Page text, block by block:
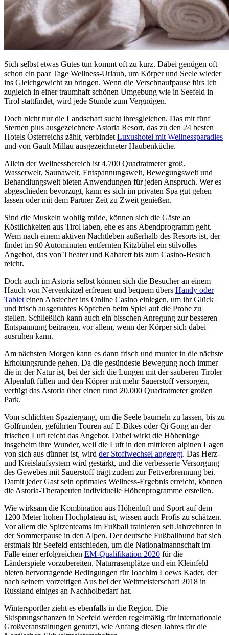
Sich selbst etwas Gutes tun kommt oft zu kurz. Dabei genügen oft
schon ein paar Tage Wellness-Urlaub, um Körper und Seele wieder
ins Gleichgewicht zu bringen. Wenn die Verschnaufpause fürs Ich
zugleich in einer traumhaft schönen Umgebung wie in Seefeld in
Tirol stattfindet, wird jede Stunde zum Vergnügen.
Doch nicht nur die Landschaft sucht ihresgleichen. Das mit fünf
Sternen plus ausgezeichnete Astoria Resort, das zu den 24 besten
Hotels Österreichs zählt, verbindet Luxushotel mit Wellnessparadies
und von Gault Millau ausgezeichneter Haubenküche.
Allein der Wellnessbereich ist 4.700 Quadratmeter groß.
Wasserwelt, Saunawelt, Entspannungswelt, Bewegungswelt und
Behandlungswelt bieten Anwendungen für jeden Anspruch. Wer es
abgeschieden bevorzugt, kann es sich im privaten Spa gut gehen
lassen oder mit dem Partner Zeit zu Zweit genießen.
Sind die Muskeln wohlig müde, können sich die Gäste an
Köstlichkeiten aus Tirol laben, ehe es ans Abendprogramm geht.
Wem nach einem aktiven Nachtleben außerhalb des Resorts ist, der
findet im 90 Autominuten entfernten Kitzbühel ein stilvolles
Angebot, das von Theater und Kabarett bis zum Casino-Besuch
reicht.
Doch auch im Astoria selbst können sich die Besucher an einem
Hauch von Nervenkitzel erfreuen und bequem übers Handy oder
Tablet einen Abstecher ins Online Casino einlegen, um ihr Glück
und frisch ausgeruhtes Köpfchen beim Spiel auf die Probe zu
stellen. Schließlich kann auch ein bisschen Anregung zur besseren
Entspannung beitragen, vor allem, wenn der Körper sich dabei
ausruhen kann.
Am nächsten Morgen kann es dann frisch und munter in die nächste
Erholungsrunde gehen. Da die gesündeste Bewegung noch immer
die in der Natur ist, bei der sich die Lungen mit der sauberen Tiroler
Alpenluft füllen und den Köprer mit mehr Sauerstoff versorgen,
verfügt das Astoria über einen rund 20.000 Quadratmeter großen
Park.
Vom schlichten Spaziergang, um die Seele baumeln zu lassen, bis zu
Golfrunden, geführten Touren auf E-Bikes oder Qi Gong an der
frischen Luft reicht das Angebot. Dabei wirkt die Höhenlage
insgeheim ihre Wunder, weil die Luft in den mittleren alpinen Lagen
von sich aus dünner ist, wird der Stoffwechsel angeregt. Das Herz-
und Kreislaufsystem wird gestärkt, und die verbesserte Versorgung
des Gewebes mit Sauerstoff trägt zudem zur Fettverbrennung bei.
Damit jeder Gast sein optimales Wellness-Ergebnis erreicht, können
die Astoria-Therapeuten individuelle Höhenprogramme erstellen.
Wie wirksam die Kombination aus Höhenluft und Sport auf dem
1200 Meter hohen Hochplateau ist, wissen auch Profis zu schätzen.
Vor allem die Spitzenteams im Fußball trainieren seit Jahrzehnten in
der Sommerpause in den Alpen. Der deutsche Fußballbund hat sich
erstmals für Seefeld entschieden, um die Nationalmannschaft im
Falle einer erfolgreichen EM-Qualifikation 2020 für die
Länderspiele vorzubereiten. Naturrasenplätze und ein Kleinfeld
bieten hervorragende Bedingungen für Joachim Loews Kader, der
nach seinem vorzeitigen Aus bei der Weltmeisterschaft 2018 in
Russland einiges an Nachholbedarf hat.
Wintersportler zieht es ebenfalls in die Region. Die
Skisprungschanzen in Seefeld werden regelmäßig für internationale
Großveranstaltungen genutzt, wie Anfang diesen Jahres für die